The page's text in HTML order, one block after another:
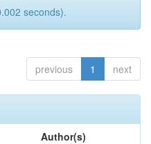
seconds).
previous 1 next
Author(s)